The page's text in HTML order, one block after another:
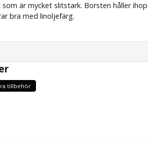
är mycket slitstark. Borsten håller
bra med linoljefärg.
produkten...
tillbehör